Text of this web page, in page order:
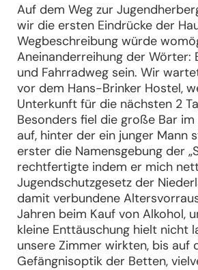
Auf dem Weg zur
wir die ersten Eindrücke der
Wegbeschreibung würde
Aneinanderreihung der Wörter:
und Fahrradweg sein. Wir
vor dem Hans-Brinker Hostel,
Unterkunft für die nächsten 2
Besonders fiel die große Bar
auf, hinter der ein junger Mann
erster die Namensgebung der
rechtfertigte indem er mich
Jugendschutzgesetz der
damit verbundene
Jahren beim Kauf von Alkohol,
kleine Enttäuschung hielt nicht
unsere Zimmer wirkten, bis auf
Gefängnisoptik der Betten,